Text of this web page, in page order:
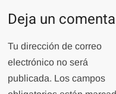
Deja un
Tu dirección de correo
electrónico no será
publicada. Los campos